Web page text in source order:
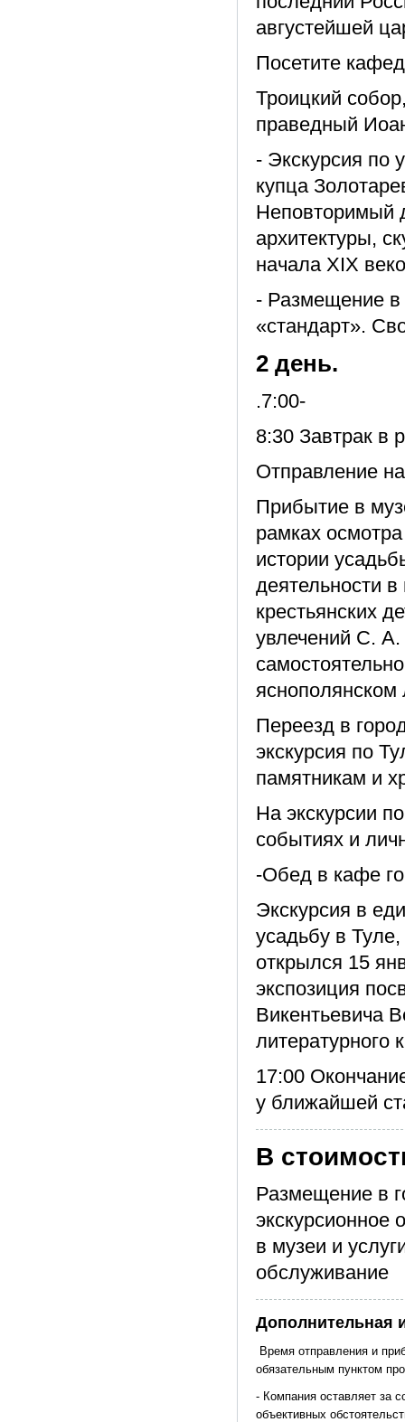
августейшей
Посетите
Троицкий
праведный
- Экскурсия по
купца
Неповторимый
архитектуры,
начала XIX
- Размещение в
«стандарт».
2 день.
.7:00-
8:30 Завтрак в
Отправление
Прибытие в
рамках
истории
деятельности
крестьянских
увлечений С.
яснополянском
Переезд в
экскурсия по
памятникам и
На экскурсии
событиях и
-Обед в кафе
Экскурсия в
усадьбу в
открылся 15
экспозиция
Викентьевича
литературного
17:00
у ближайшей
В
Размещение в
экскурсионное
в музеи и
обслуживание
Дополнительная
Время отправления и
обязательным пунктом
- Компания оставляет за
объективных